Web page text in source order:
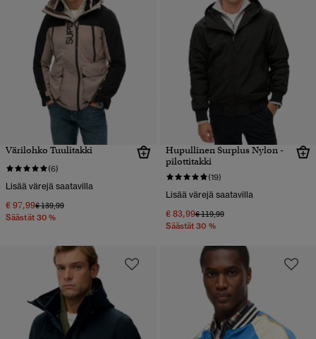
Värilohko Tuulitakki
(6)
Lisää värejä saatavilla
€ 97,99Hinta alennettu hinnasta
€ 139,99hintaan
Säästät 30 %
Hupullinen Surplus Nylon -
pilottitakki
(19)
Lisää värejä saatavilla
€ 83,99Hinta alennettu hinnasta
€ 119,99hintaan
Säästät 30 %